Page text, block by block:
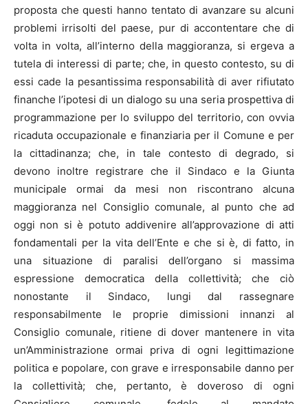
proposta che questi hanno tentato di avanzare su alcuni
problemi irrisolti del paese, pur di accontentare che di
volta in volta, all’interno della maggioranza, si ergeva a
tutela di interessi di parte; che, in questo contesto, su di
essi cade la pesantissima responsabilità di aver rifiutato
finanche l’ipotesi di un dialogo su una seria prospettiva di
programmazione per lo sviluppo del territorio, con ovvia
ricaduta occupazionale e finanziaria per il Comune e per
la cittadinanza; che, in tale contesto di degrado, si
devono inoltre registrare che il Sindaco e la Giunta
municipale ormai da mesi non riscontrano alcuna
maggioranza nel Consiglio comunale, al punto che ad
oggi non si è potuto addivenire all’approvazione di atti
fondamentali per la vita dell’Ente e che si è, di fatto, in
una situazione di paralisi dell’organo si massima
espressione democratica della collettività; che ciò
nonostante il Sindaco, lungi dal rassegnare
responsabilmente le proprie dimissioni innanzi al
Consiglio comunale, ritiene di dover mantenere in vita
un’Amministrazione ormai priva di ogni legittimazione
politica e popolare, con grave e irresponsabile danno per
la collettività; che, pertanto, è doveroso di ogni